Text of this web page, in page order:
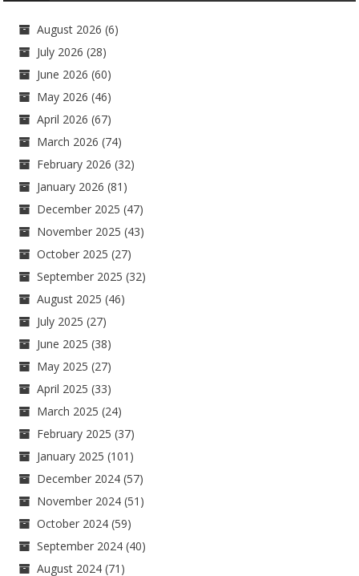
August 2026 (6)
July 2026 (28)
June 2026 (60)
May 2026 (46)
April 2026 (67)
March 2026 (74)
February 2026 (32)
January 2026 (81)
December 2025 (47)
November 2025 (43)
October 2025 (27)
September 2025 (32)
August 2025 (46)
July 2025 (27)
June 2025 (38)
May 2025 (27)
April 2025 (33)
March 2025 (24)
February 2025 (37)
January 2025 (101)
December 2024 (57)
November 2024 (51)
October 2024 (59)
September 2024 (40)
August 2024 (71)